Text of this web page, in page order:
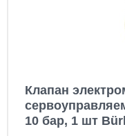
Клапан
10 бар, 1 шт